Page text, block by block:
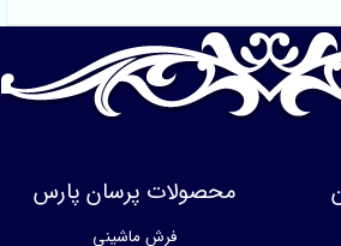
محصولات پرسان پارس
فرش ماشینی